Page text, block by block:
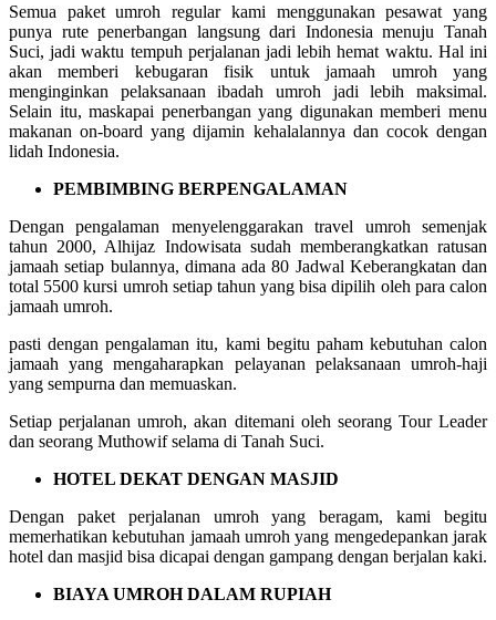
Semua paket umroh regular kami menggunakan pesawat yang
punya rute penerbangan langsung dari Indonesia menuju Tanah
Suci, jadi waktu tempuh perjalanan jadi lebih hemat waktu. Hal ini
akan memberi kebugaran fisik untuk jamaah umroh yang
menginginkan pelaksanaan ibadah umroh jadi lebih maksimal.
Selain itu, maskapai penerbangan yang digunakan memberi menu
makanan on-board yang dijamin kehalalannya dan cocok dengan
lidah Indonesia.
PEMBIMBING BERPENGALAMAN
Dengan pengalaman menyelenggarakan travel umroh semenjak
tahun 2000, Alhijaz Indowisata sudah memberangkatkan ratusan
jamaah setiap bulannya, dimana ada 80 Jadwal Keberangkatan dan
total 5500 kursi umroh setiap tahun yang bisa dipilih oleh para calon
jamaah umroh.
pasti dengan pengalaman itu, kami begitu paham kebutuhan calon
jamaah yang mengaharapkan pelayanan pelaksanaan umroh-haji
yang sempurna dan memuaskan.
Setiap perjalanan umroh, akan ditemani oleh seorang Tour Leader
dan seorang Muthowif selama di Tanah Suci.
HOTEL DEKAT DENGAN MASJID
Dengan paket perjalanan umroh yang beragam, kami begitu
memerhatikan kebutuhan jamaah umroh yang mengedepankan jarak
hotel dan masjid bisa dicapai dengan gampang dengan berjalan kaki.
BIAYA UMROH DALAM RUPIAH